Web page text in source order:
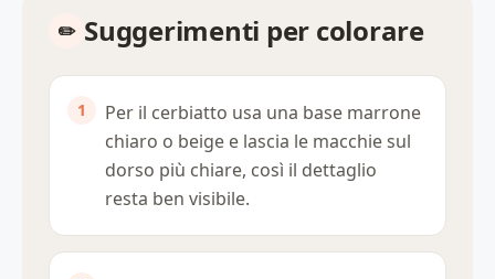
Suggerimenti per colorare
Per il cerbiatto usa una base marrone
chiaro o beige e lascia le macchie sul
dorso più chiare, così il dettaglio
resta ben visibile.